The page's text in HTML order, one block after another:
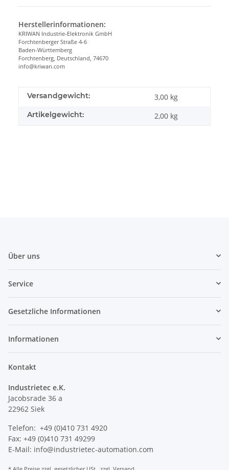
Herstellerinformationen:
KRIWAN Industrie-Elektronik GmbH
Forchtenberger Straße 4-6
Baden-Württemberg
Forchtenberg, Deutschland, 74670
info@kriwan.com
Versandgewicht: 3,00 kg
Artikelgewicht: 2,00 kg
Über uns
Service
Gesetzliche Informationen
Informationen
Kontakt
Industrietec e.K.
Jacobsrade 36 a
22962 Siek
Telefon: +49 (0)410 731 4920
Fax: +49 (0)410 731 49299
E-Mail: info@industrietec-automation.com